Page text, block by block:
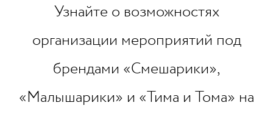
Узнайте о возможностях
организации мероприятий под
брендами «Смешарики»,
«Малышарики» и «Тима и Тома» на